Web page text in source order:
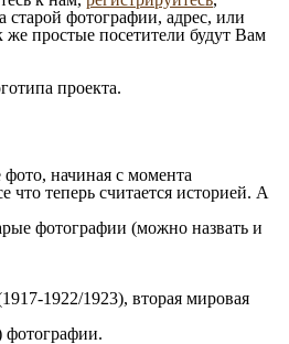
фотографии, адрес, или
простые посетители будут Вам
проекта.
начиная c момента
что теперь считается историей. А
фотографии (можно назвать и
1922/1923), вторая мировая
фотографии.